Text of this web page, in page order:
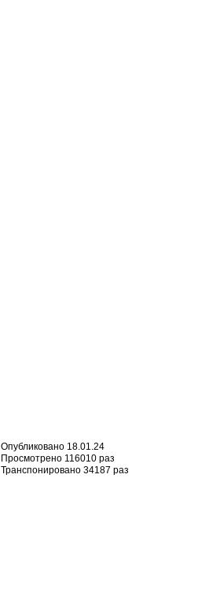
Опубликовано 18.01.24
Просмотрено 116010 раз
Транспонировано 34187 раз